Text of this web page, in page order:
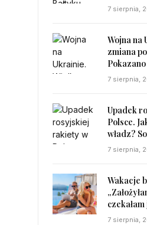
7 sierpnia,
Wojna na
zmiana
7 sierpnia,
Upadek
Polsce.
władz?
7 sierpnia,
Wakacje
7 sierpnia,